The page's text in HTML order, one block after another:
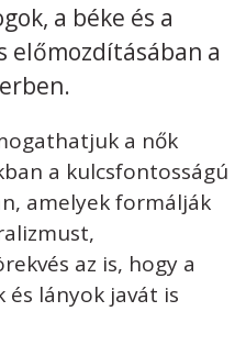
a béke és a
a
a nők
a kulcsfontosságú
amelyek formálják
az is, hogy a
lányok javát is